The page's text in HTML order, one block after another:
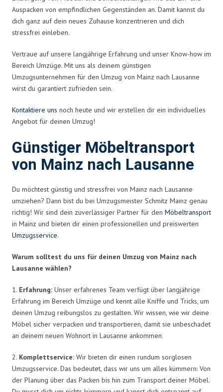
Auspacken von empfindlichen Gegenständen an. Damit kannst du
dich ganz auf dein neues Zuhause konzentrieren und dich
stressfrei einleben.
Vertraue auf unsere langjährige Erfahrung und unser Know-how im
Bereich Umzüge. Mit uns als deinem günstigen
Umzugsunternehmen für den Umzug von Mainz nach Lausanne
wirst du garantiert zufrieden sein.
Kontaktiere uns noch heute und wir erstellen dir ein individuelles
Angebot für deinen Umzug!
Günstiger Möbeltransport
von Mainz nach Lausanne
Du möchtest günstig und stressfrei von Mainz nach Lausanne
umziehen? Dann bist du bei Umzugsmeister Schmitz Mainz genau
richtig! Wir sind dein zuverlässiger Partner für den Möbeltransport
in Mainz und bieten dir einen professionellen und preiswerten
Umzugsservice.
Warum solltest du uns für deinen Umzug von Mainz nach
Lausanne wählen?
1. Erfahrung: Unser erfahrenes Team verfügt über langjährige
Erfahrung im Bereich Umzüge und kennt alle Kniffe und Tricks, um
deinen Umzug reibungslos zu gestalten. Wir wissen, wie wir deine
Möbel sicher verpacken und transportieren, damit sie unbeschadet
an deinem neuen Wohnort in Lausanne ankommen.
2. Komplettservice: Wir bieten dir einen rundum sorglosen
Umzugsservice. Das bedeutet, dass wir uns um alles kümmern: Von
der Planung über das Packen bis hin zum Transport deiner Möbel.